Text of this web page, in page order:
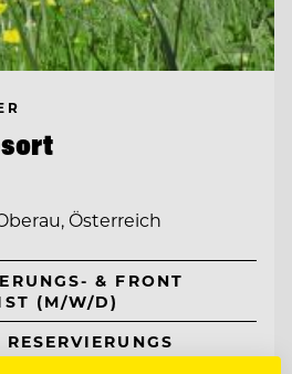
Österreich
& FRONT
(M/W/D)